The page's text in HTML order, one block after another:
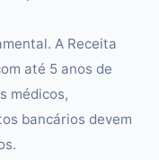
A Receita
até 5 anos de
médicos,
bancários devem